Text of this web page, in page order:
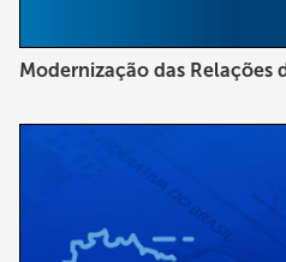
Modernização das Relações